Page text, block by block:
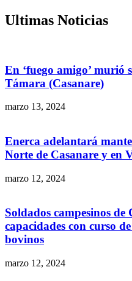
Ultimas Noticias
En ‘fuego amigo’ murió
Támara (Casanare)
marzo 13, 2024
Enerca adelantará
Norte de Casanare y en
marzo 12, 2024
Soldados campesinos de
capacidades con curso
bovinos
marzo 12, 2024